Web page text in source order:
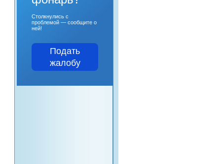
Столкнулись с
проблемой — сообщите о
ней!
Подать
жалобу